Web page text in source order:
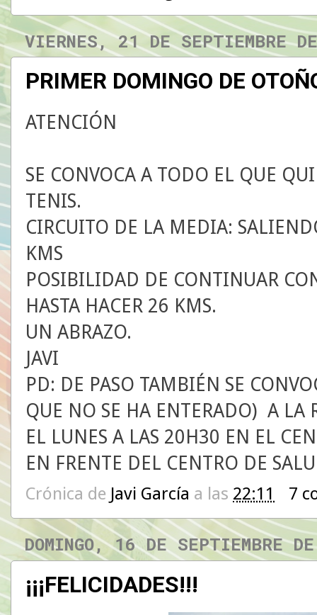
VIERNES, 21 DE SEPTIEMBRE
PRIMER DOMINGO DE
ATENCIÓN
SE CONVOCA A TODO EL QUE
TENIS.
CIRCUITO DE LA MEDIA:
KMS
POSIBILIDAD DE CONTINUAR
HASTA HACER 26 KMS.
UN ABRAZO.
JAVI
PD: DE PASO TAMBIÉN SE
QUE NO SE HA ENTERADO) A LA
EL LUNES A LAS 20H30 EN EL
EN FRENTE DEL CENTRO DE
Crónica de Javi García a las 22:11 7
DOMINGO, 16 DE SEPTIEMBRE
¡¡¡FELICIDADES!!!